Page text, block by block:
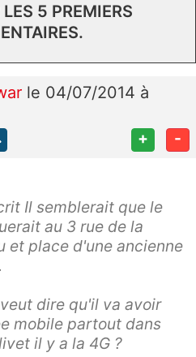
5 PREMIERS
le 04/07/2014 à
+ -
Il semblerait que le
au 3 rue de la
et place d'une ancienne
dire qu'il va avoir
mobile partout dans
il y a la 4G ?